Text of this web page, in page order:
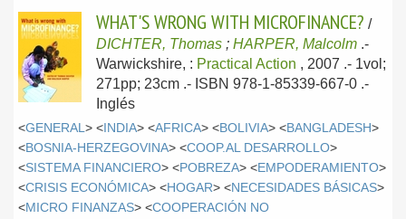
WHAT'S WRONG WITH MICROFINANCE? /
DICHTER, Thomas ; HARPER, Malcolm .-
Warwickshire, : Practical Action , 2007 .- 1vol;
271pp; 23cm .- ISBN 978-1-85339-667-0 .-
Inglés
<GENERAL > <INDIA> <AFRICA> <BOLIVIA> <BANGLADESH>
<BOSNIA-HERZEGOVINA> <COOP.AL DESARROLLO>
<SISTEMA FINANCIERO> <POBREZA> <EMPODERAMIENTO>
<CRISIS ECONÓMICA> <HOGAR> <NECESIDADES BÁSICAS>
<MICRO FINANZAS> <COOPERACIÓN NO